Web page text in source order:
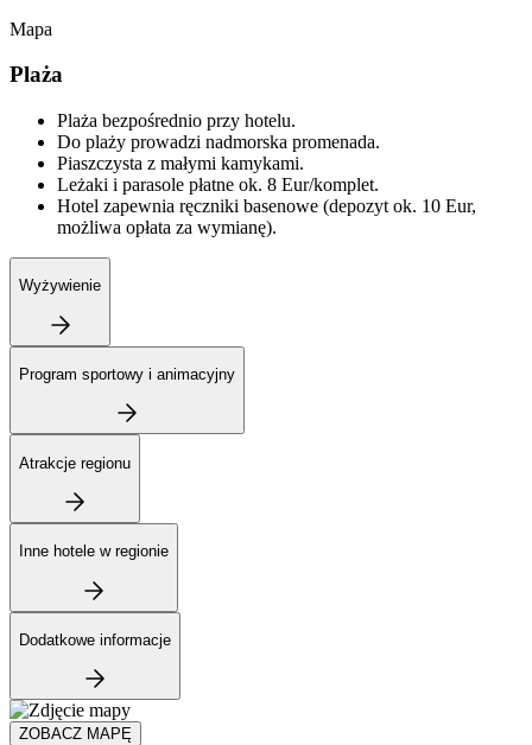
Mapa
Plaża
Plaża bezpośrednio przy hotelu.
Do plaży prowadzi nadmorska promenada.
Piaszczysta z małymi kamykami.
Leżaki i parasole płatne ok. 8 Eur/komplet.
Hotel zapewnia ręczniki basenowe (depozyt ok. 10 Eur,
możliwa opłata za wymianę).
Wyżywienie
Program sportowy i animacyjny
Atrakcje regionu
Inne hotele w regionie
Dodatkowe informacje
ZOBACZ MAPĘ